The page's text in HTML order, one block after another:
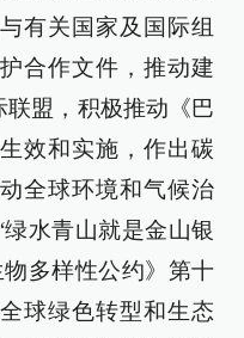
有关国家及国际组
合作文件，推动建
联盟，积极推动《巴
效和实施，作出碳
全球环境和气候治
水青山就是金山银
多样性公约》第十
球绿色转型和生态